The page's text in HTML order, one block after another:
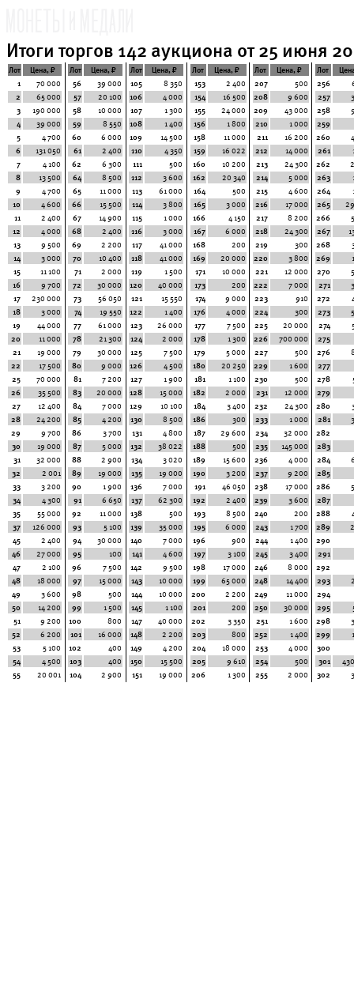
Итоги торгов 142 аукциона от 25 июня
Лот
Цена, ₽
1
70 000
2
65 000
3
190 000
4
39 000
5
4 700
6
131 050
7
4 100
8
13 500
9
4 700
10
4 600
11
2 400
12
4 000
13
9 500
14
3 000
15
11 100
16
9 700
17
230 000
18
3 000
19
44 000
20
11 000
21
19 000
22
17 500
25
70 000
26
35 500
27
12 400
28
24 200
29
9 700
30
19 000
31
32 000
32
2 001
33
3 200
34
4 300
35
55 000
37
126 000
45
2 400
46
27 000
47
2 100
48
18 000
49
3 600
50
14 200
51
9 200
52
6 200
53
5 100
54
4 500
55
20 001
Лот
Цена, ₽
56
39 000
57
20 100
58
10 000
59
8 550
60
6 000
61
2 400
62
6 300
64
8 500
65
11 000
66
15 500
67
14 900
68
2 400
69
2 200
70
10 400
71
2 000
72
30 000
73
56 050
74
19 550
77
61 000
78
21 300
79
30 000
80
9 000
81
7 200
83
20 000
84
7 000
85
4 200
86
3 700
87
5 000
88
2 900
89
19 000
90
1 900
91
6 650
92
11 000
93
5 100
94
30 000
95
100
96
7 500
97
15 000
98
500
99
1 500
100
800
101
16 000
102
400
103
400
104
2 900
Лот
Цена, ₽
105
8 350
106
4 000
107
1 300
108
1 400
109
14 500
110
4 350
111
500
112
3 600
113
61 000
114
3 800
115
1 000
116
3 000
117
41 000
118
41 000
119
1 500
120
40 000
121
15 550
122
1 400
123
26 000
124
2 000
125
7 500
126
4 500
127
1 900
128
15 000
129
10 100
130
8 500
131
4 800
132
38 022
134
3 020
135
19 000
136
7 000
137
62 300
138
500
139
35 000
140
7 000
141
4 600
142
9 500
143
10 000
144
10 000
145
1 100
147
40 000
148
2 200
149
4 200
150
15 500
151
19 000
Лот
Цена, ₽
153
2 400
154
16 500
155
24 000
156
1 800
158
11 000
159
16 022
160
10 200
162
20 340
164
500
165
3 000
166
4 150
167
6 000
168
200
169
20 000
171
10 000
173
200
174
9 000
176
4 000
177
7 500
178
1 300
179
5 000
180
20 250
181
1 100
182
2 000
184
3 400
186
300
187
29 600
188
500
189
15 600
190
3 200
191
46 050
192
2 400
193
8 500
195
6 000
196
900
197
3 100
198
17 000
199
65 000
200
2 200
201
200
202
3 350
203
800
204
18 000
205
9 610
206
1 300
Лот
Цена, ₽
207
500
208
9 600
209
43 000
210
1 000
211
16 200
212
14 000
213
24 300
214
5 000
215
4 600
216
17 000
217
8 200
218
24 300
219
300
220
3 800
221
12 000
222
7 000
223
910
224
300
225
20 000
226
700 000
227
500
229
1 600
230
500
231
12 000
232
24 300
233
1 000
234
32 000
235
145 000
236
4 000
237
9 200
238
17 000
239
3 600
240
200
243
1 700
244
1 400
245
3 400
246
8 000
248
14 400
249
11 000
250
30 000
251
1 600
252
1 400
253
4 000
254
500
255
2 000
Лот
256
257
258
259
260
261
262
263
264
265
266
267
268
269
270
271
272
273
274
275
276
277
278
279
280
281
282
283
284
285
286
287
288
289
290
291
292
293
294
295
298
299
300
301
302